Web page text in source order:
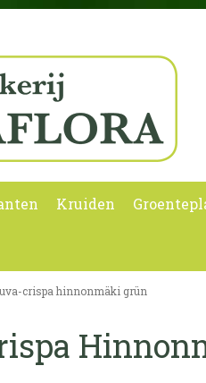
Kruiden
crispa hinnonmäki grün